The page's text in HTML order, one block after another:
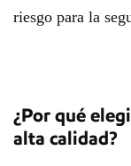
riesgo para la
¿Por qué
alta calidad?